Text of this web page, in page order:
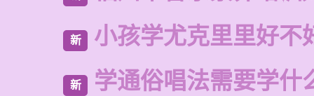
新 小孩学尤克里里好不
新 学通俗唱法需要学什